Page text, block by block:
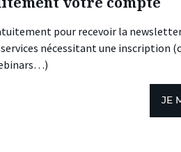
pour recevoir la
nécessitant une inscription
JE